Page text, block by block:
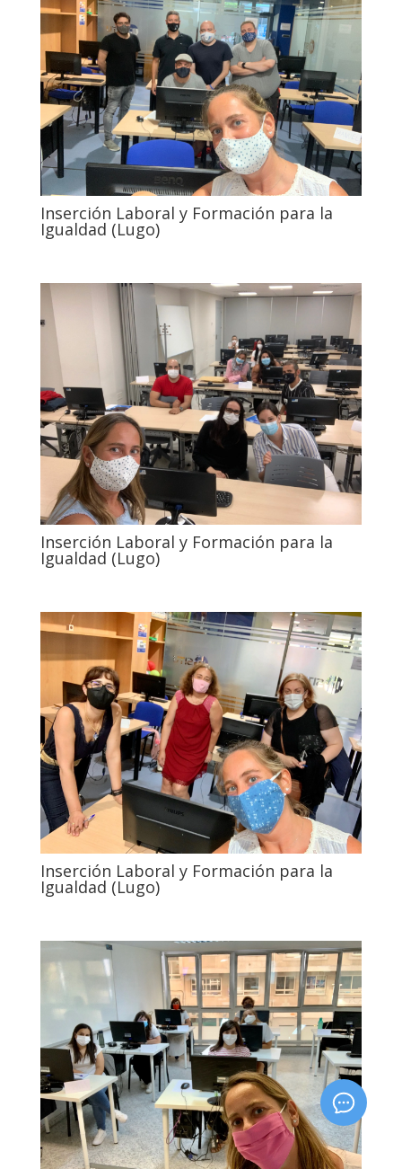
Inserción Laboral y Formación para la
Igualdad (Lugo)
Inserción Laboral y Formación para la
Igualdad (Lugo)
Inserción Laboral y Formación para la
Igualdad (Lugo)